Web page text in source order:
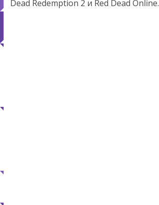
Dead Redemption 2 и Red Dead Online.